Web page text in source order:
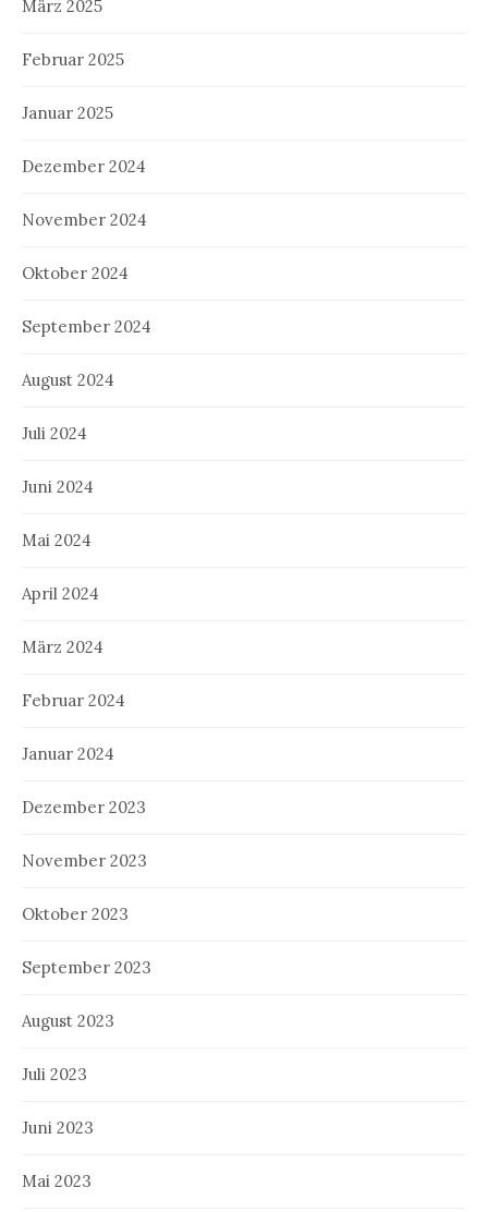
März 2025
Februar 2025
Januar 2025
Dezember 2024
November 2024
Oktober 2024
September 2024
August 2024
Juli 2024
Juni 2024
Mai 2024
April 2024
März 2024
Februar 2024
Januar 2024
Dezember 2023
November 2023
Oktober 2023
September 2023
August 2023
Juli 2023
Juni 2023
Mai 2023